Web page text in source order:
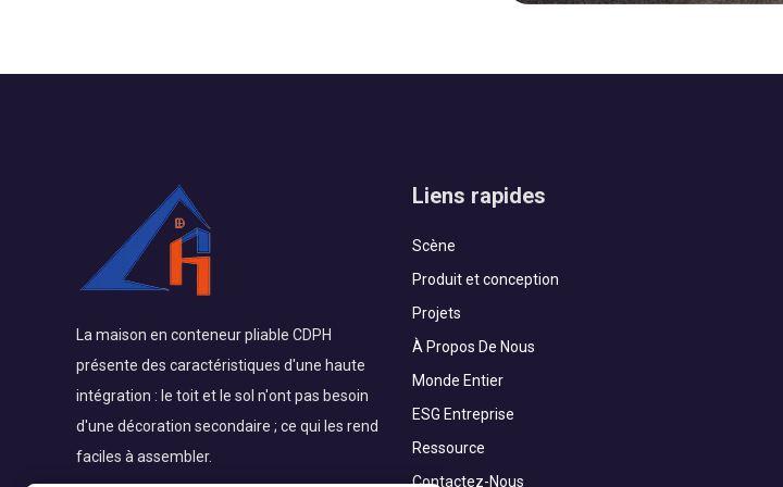
La maison en conteneur pliable CDPH
présente des caractéristiques d'une haute
intégration : le toit et le sol n'ont pas besoin
d'une décoration secondaire ; ce qui les rend
faciles à assembler.
Liens rapides
Scène
Produit et conception
Projets
À Propos De Nous
Monde Entier
ESG Entreprise
Ressource
Contactez-Nous